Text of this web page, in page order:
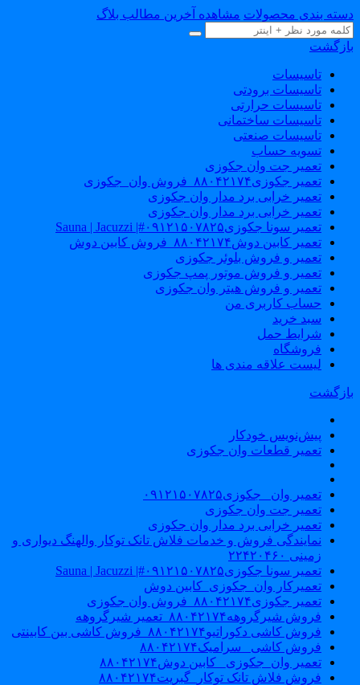
بندی محصولات مشاهده آخرین مطالب بلاگ
تاسیسات
تاسیسات برودتی
تاسیسات حرارتی
تاسیسات ساختمانی
تاسیسات صنعتی
تسویه حساب
تعمیر جت وان جکوزی
تعمیر جکوزی۸۸۰۴۲۱۷۴_فروش وان_جکوزی
تعمیر خرابی برد مدار وان جکوزی
تعمیر خرابی برد مدار وان جکوزی
تعمیر سونا جکوزی۰۹۱۲۱۵۰۷۸۲۵#| Sauna | Jacuzzi
تعمیر کابین دوش۸۸۰۴۲۱۷۴_فروش کابین دوش
تعمیر و فروش بلوئر جکوزی
تعمیر و فروش موتور پمپ جکوزی
تعمیر و فروش هیتر وان جکوزی
حساب کاربری من
سبد خرید
شرایط حمل
فروشگاه
لیست علاقه مندی ها
پیش‌نویس خودکار
تعمیر قطعات وان جکوزی
تعمیر وان _جکوزی۰۹۱۲۱۵۰۷۸۲۵
تعمیر جت وان جکوزی
تعمیر خرابی برد مدار وان جکوزی
نمایندگی فروش و خدمات فلاش تانک توکار والهنگ دیواری و
زمینی ۲۲۴۲۰۴۶۰
تعمیر سونا جکوزی۰۹۱۲۱۵۰۷۸۲۵#| Sauna | Jacuzzi
تعمیرکار وان_جکوزی_کابین دوش
تعمیر جکوزی۸۸۰۴۲۱۷۴_فروش وان جکوزی
فروش شیرگروهه۸۸۰۴۲۱۷۴_تعمیر شیرگروهه
فروش کاشی دکوراتیو۸۸۰۴۲۱۷۴_فروش کاشی بین کابینتی
فروش کاشی _سرامیک۸۸۰۴۲۱۷۴
تعمیر وان_جکوزی_ کابین دوش۸۸۰۴۲۱۷۴
فروش فلاش تانک توکار_گبریت۸۸۰۴۲۱۷۴